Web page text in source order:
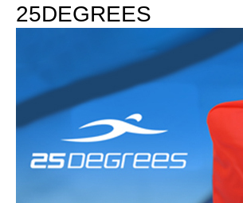
25DEGREES